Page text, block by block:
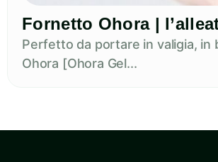
Fornetto Ohora |
Perfetto da portare in valigia, in
Ohora [Ohora Gel...